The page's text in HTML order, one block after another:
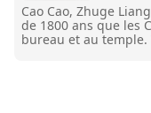
Cao Cao, Zhuge
de 1800 ans que les
bureau et au